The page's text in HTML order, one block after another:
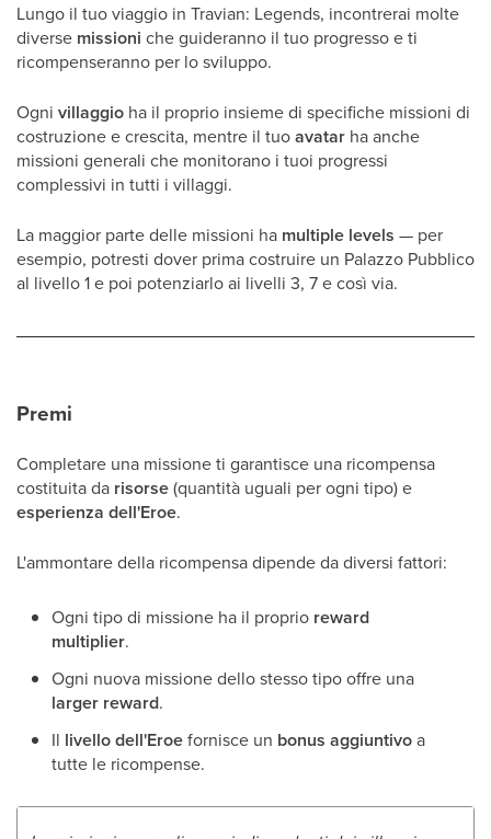
Lungo il tuo viaggio in Travian: Legends, incontrerai molte
diverse missioni che guideranno il tuo progresso e ti
ricompenseranno per lo sviluppo.
Ogni villaggio ha il proprio insieme di specifiche missioni di
costruzione e crescita, mentre il tuoavatar ha anche
missioni generali che monitorano i tuoi progressi
complessivi in tutti i villaggi.
La maggior parte delle missioni ha multiple levels — per
esempio, potresti dover prima costruire un Palazzo Pubblico
al livello 1 e poi potenziarlo ai livelli 3, 7 e così via.
Premi
Completare una missione ti garantisce una ricompensa
costituita da risorse(quantità uguali per ogni tipo) e
esperienza dell'Eroe.
L'ammontare della ricompensa dipende da diversi fattori:
Ogni tipo di missione ha il proprio reward
multiplier.
Ogni nuova missione dello stesso tipo offre una
larger reward.
Il livello dell'Eroefornisce un bonus aggiuntivoa
tutte le ricompense.